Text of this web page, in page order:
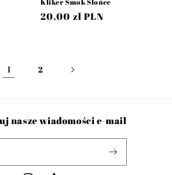
Cena
20,00 zł PLN
1 2
nasze wiadomości e-mail